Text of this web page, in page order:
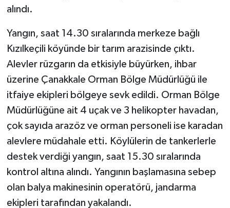
alındı.
Yangın, saat 14.30 sıralarında merkeze bağlı
Kızılkeçili köyünde bir tarım arazisinde çıktı.
Alevler rüzgarın da etkisiyle büyürken, ihbar
üzerine Çanakkale Orman Bölge Müdürlüğü ile
itfaiye ekipleri bölgeye sevk edildi. Orman Bölge
Müdürlüğüne ait 4 uçak ve 3 helikopter havadan,
çok sayıda arazöz ve orman personeli ise karadan
alevlere müdahale etti. Köylülerin de tankerlerle
destek verdiği yangın, saat 15.30 sıralarında
kontrol altına alındı. Yangının başlamasına sebep
olan balya makinesinin operatörü, jandarma
ekipleri tarafından yakalandı.